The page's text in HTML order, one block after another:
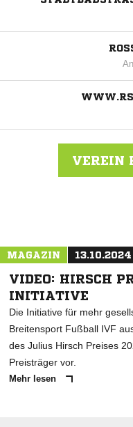
VEREIN
MAGAZIN
VIDEO: HIRSCH
INITIATIVE
Die Initiative für mehr
Breitensport Fußball IVF
des Julius Hirsch Preises
Preisträger vor.
Mehr lesen